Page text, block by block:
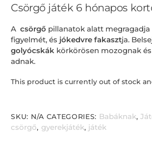
Csörgő játék 6 hónapos
A csörgő pillanatok alatt megragadja
figyelmét, és jókedvre fakasztja.
golyócskák körkörösen mozognak
adnak.
This product is currently out of stock
SKU: N/A CATEGORIES: Babáknak,
csörgő, gyerekjáték, játék